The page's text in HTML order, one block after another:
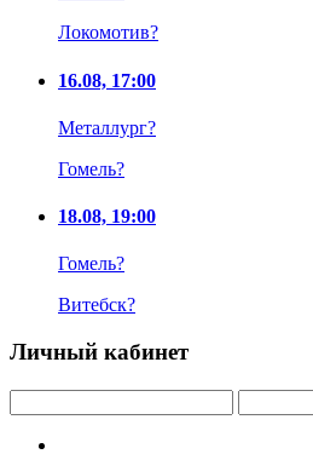
Локомотив?
16.08, 17:00
Металлург?
Гомель?
18.08, 19:00
Гомель?
Витебск?
Личный кабинет